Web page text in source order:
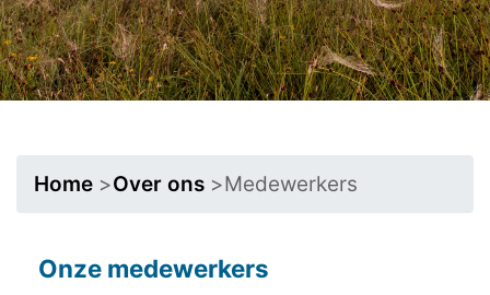
Home >Over ons >Medewerkers
Onze medewerkers